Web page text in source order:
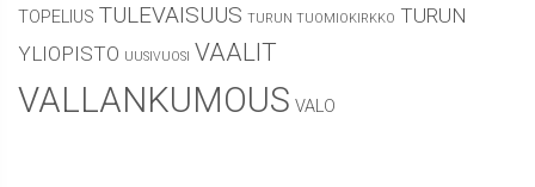
TOPELIUS TULEVAISUUS TURUN TUOMIOKIRKKO TURUN
YLIOPISTO UUSIVUOSI VAALIT
VALLANKUMOUS VALO